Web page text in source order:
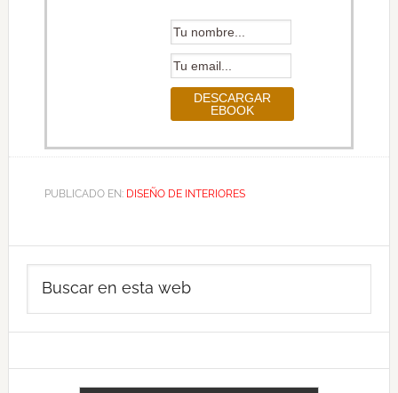
PUBLICADO EN: DISEÑO DE INTERIORES
Barra
lateral
principal